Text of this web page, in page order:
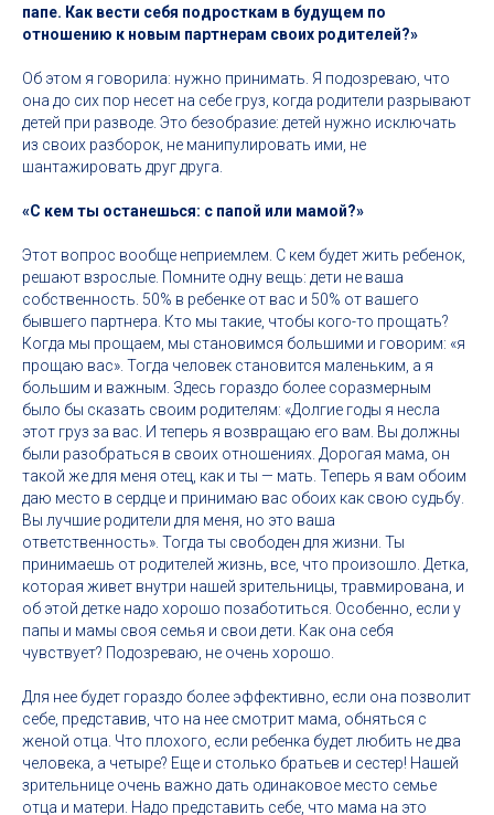
папе. Как вести себя подросткам в будущем по
отношению к новым партнерам своих родителей?»
Об этом я говорила: нужно принимать. Я подозреваю, что
она до сих пор несет на себе груз, когда родители разрывают
детей при разводе. Это безобразие: детей нужно исключать
из своих разборок, не манипулировать ими, не
шантажировать друг друга.
«С кем ты останешься: с папой или мамой?»
Этот вопрос вообще неприемлем. С кем будет жить ребенок,
решают взрослые. Помните одну вещь: дети не ваша
собственность. 50% в ребенке от вас и 50% от вашего
бывшего партнера. Кто мы такие, чтобы кого-то прощать?
Когда мы прощаем, мы становимся большими и говорим: «я
прощаю вас». Тогда человек становится маленьким, а я
большим и важным. Здесь гораздо более соразмерным
было бы сказать своим родителям: «Долгие годы я несла
этот груз за вас. И теперь я возвращаю его вам. Вы должны
были разобраться в своих отношениях. Дорогая мама, он
такой же для меня отец, как и ты — мать. Теперь я вам обоим
даю место в сердце и принимаю вас обоих как свою судьбу.
Вы лучшие родители для меня, но это ваша
ответственность». Тогда ты свободен для жизни. Ты
принимаешь от родителей жизнь, все, что произошло. Детка,
которая живет внутри нашей зрительницы, травмирована, и
об этой детке надо хорошо позаботиться. Особенно, если у
папы и мамы своя семья и свои дети. Как она себя
чувствует? Подозреваю, не очень хорошо.
Для нее будет гораздо более эффективно, если она позволит
себе, представив, что на нее смотрит мама, обняться с
женой отца. Что плохого, если ребенка будет любить не два
человека, а четыре? Еще и столько братьев и сестер! Нашей
зрительнице очень важно дать одинаковое место семье
отца и матери. Надо представить себе, что мама на это